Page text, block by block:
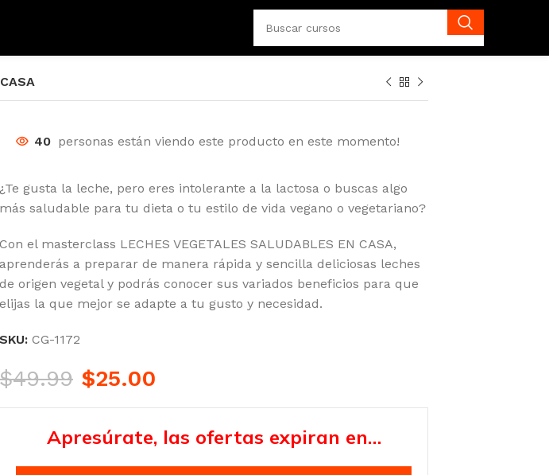
40 personas están viendo este producto en este momento!
¿Te gusta la leche, pero eres intolerante a la lactosa o buscas algo
más saludable para tu dieta o tu estilo de vida vegano o vegetariano?
Con el masterclass LECHES VEGETALES SALUDABLES EN CASA,
aprenderás a preparar de manera rápida y sencilla deliciosas leches
de origen vegetal y podrás conocer sus variados beneficios para que
elijas la que mejor se adapte a tu gusto y necesidad.
SKU: CG-1172
$49.99 $25.00
Apresúrate, las ofertas expiran en…